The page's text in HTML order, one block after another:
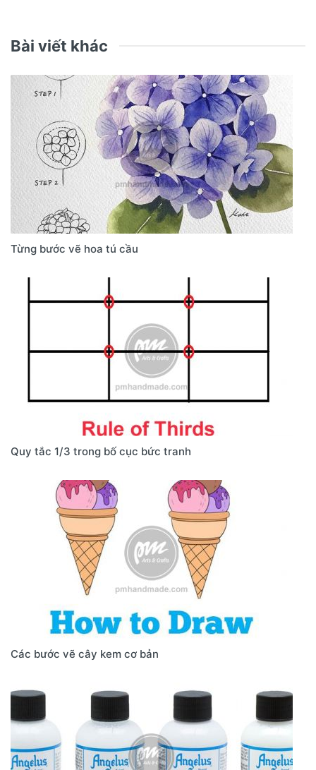
Bài viết khác
Từng bước vẽ hoa tú cầu
Quy tắc 1/3 trong bố cục bức tranh
Các bước vẽ cây kem cơ bản